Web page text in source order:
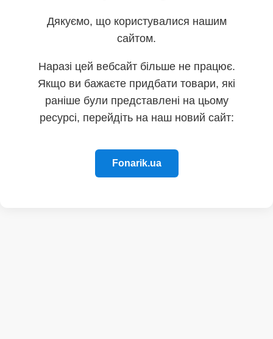
Дякуємо, що користувалися нашим
сайтом.
Наразі цей вебсайт більше не працює.
Якщо ви бажаєте придбати товари, які
раніше були представлені на цьому
ресурсі, перейдіть на наш новий сайт:
Fonarik.ua